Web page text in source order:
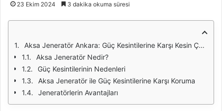
23 Ekim 2024 3 dakika okuma süresi
Aksa Jeneratör Ankara: Güç Kesintilerine Karşı Kesin Çözüm
Aksa Jeneratör Nedir?
Güç Kesintilerinin Nedenleri
Aksa Jeneratör ile Güç Kesintilerine Karşı Koruma
Jeneratörlerin Avantajları